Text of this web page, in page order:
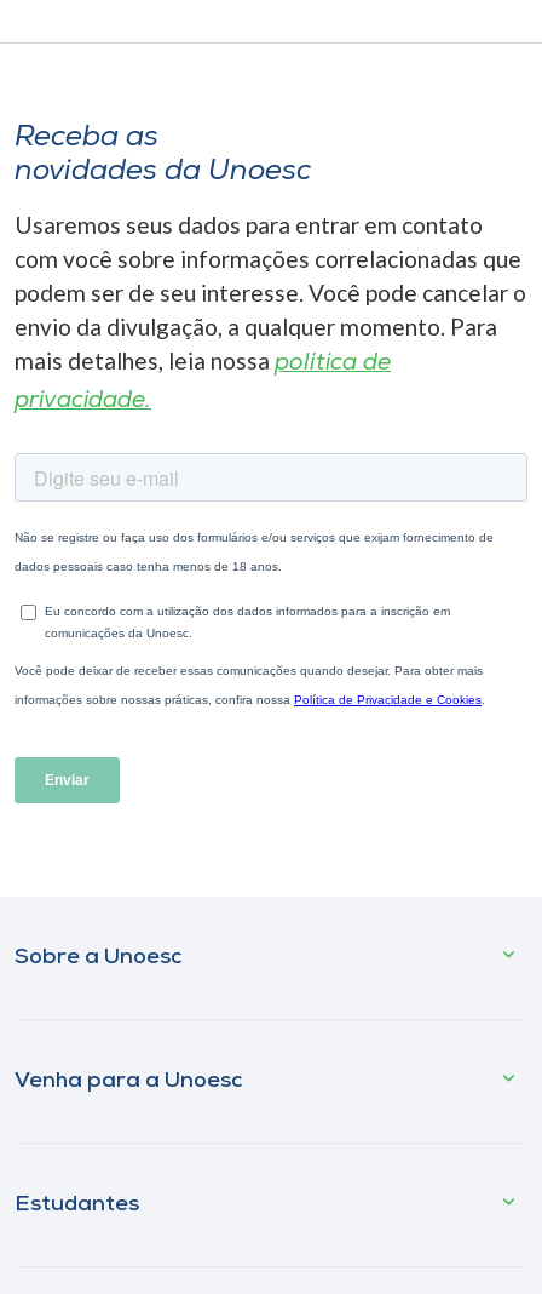
Receba as
novidades da Unoesc
Usaremos seus dados para entrar em contato
com você sobre informações correlacionadas que
podem ser de seu interesse. Você pode cancelar o
envio da divulgação, a qualquer momento. Para
mais detalhes, leia nossa política de
privacidade.
Sobre a Unoesc
Venha para a Unoesc
Estudantes